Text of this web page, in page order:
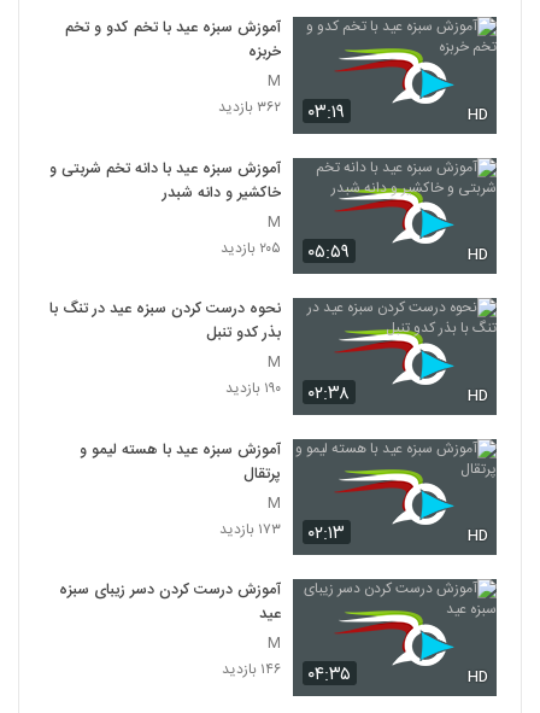
۰۳:۱۹ HD
آموزش سبزه عید با تخم كدو و تخم
خربزه
M
۳۶۲ بازدید
۰۵:۵۹ HD
آموزش سبزه عید با دانه تخم شربتی و
خاکشیر و دانه شبدر
M
۲۰۵ بازدید
۰۲:۳۸ HD
نحوه درست کردن سبزه عید در تنگ با
بذر کدو تنبل
M
۱۹۰ بازدید
۰۲:۱۳ HD
آموزش سبزه عید با هسته لیمو و
پرتقال
M
۱۷۳ بازدید
۰۴:۳۵ HD
آموزش درست کردن دسر زیبای سبزه
عید
M
۱۴۶ بازدید